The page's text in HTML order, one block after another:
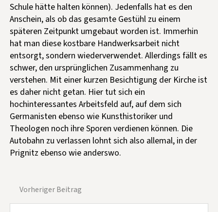
Schule hätte halten können). Jedenfalls hat es den
Anschein, als ob das gesamte Gestühl zu einem
späteren Zeitpunkt umgebaut worden ist. Immerhin
hat man diese kostbare Handwerksarbeit nicht
entsorgt, sondern wiederverwendet. Allerdings fällt es
schwer, den ursprünglichen Zusammenhang zu
verstehen. Mit einer kurzen Besichtigung der Kirche ist
es daher nicht getan. Hier tut sich ein
hochinteressantes Arbeitsfeld auf, auf dem sich
Germanisten ebenso wie Kunsthistoriker und
Theologen noch ihre Sporen verdienen können. Die
Autobahn zu verlassen lohnt sich also allemal, in der
Prignitz ebenso wie anderswo.
Vorheriger Beitrag